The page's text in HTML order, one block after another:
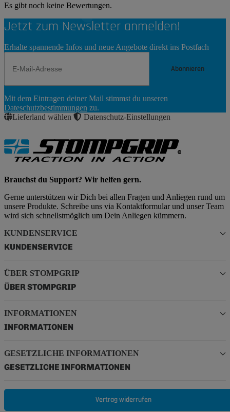
Es gibt noch keine Bewertungen.
Jetzt zum Newsletter anmelden!
Erhalte spannende Infos und neue Angebote direkt ins Postfach
Abonnieren
Abonnieren
Mit dem Eintragen deiner Mail stimmst du unseren
Dateschutzbestimmungen zu.
Lieferland wählen
Datenschutz-Einstellungen
Brauchst du Support? Wir helfen gern.
Gerne unterstützen wir Dich bei allen Fragen und Anliegen rund um
unsere Produkte. Schreibe uns via Kontaktformular und unser Team
wird sich schnellstmöglich um Dein Anliegen kümmern.
KUNDENSERVICE
KUNDENSERVICE
ÜBER STOMPGRIP
ÜBER STOMPGRIP
INFORMATIONEN
INFORMATIONEN
GESETZLICHE INFORMATIONEN
GESETZLICHE INFORMATIONEN
Vertrag widerrufen